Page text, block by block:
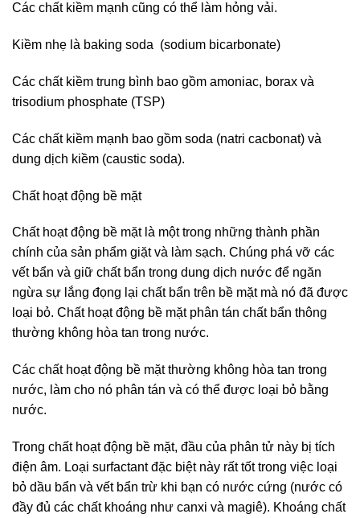
Các chất kiềm mạnh cũng có thể làm hỏng vải.
Kiềm nhẹ là baking soda (sodium bicarbonate)
Các chất kiềm trung bình bao gồm amoniac, borax và
trisodium phosphate (TSP)
Các chất kiềm mạnh bao gồm soda (natri cacbonat) và
dung dịch kiềm (caustic soda).
Chất hoạt động bề mặt
Chất hoạt động bề mặt là một trong những thành phần
chính của sản phẩm giặt và làm sạch. Chúng phá vỡ các
vết bẩn và giữ chất bẩn trong dung dịch nước để ngăn
ngừa sự lắng đọng lại chất bẩn trên bề mặt mà nó đã được
loại bỏ. Chất hoạt động bề mặt phân tán chất bẩn thông
thường không hòa tan trong nước.
Các chất hoạt động bề mặt thường không hòa tan trong
nước, làm cho nó phân tán và có thể được loại bỏ bằng
nước.
Trong chất hoạt động bề mặt, đầu của phân tử này bị tích
điện âm. Loại surfactant đặc biệt này rất tốt trong việc loại
bỏ dầu bẩn và vết bẩn trừ khi bạn có nước cứng (nước có
đầy đủ các chất khoáng như canxi và magiê). Khoáng chất